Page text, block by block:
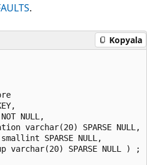
.
Kopyala
NOT NULL,
varchar(20) SPARSE
SPARSE NULL,
varchar(20) SPARSE NULL )